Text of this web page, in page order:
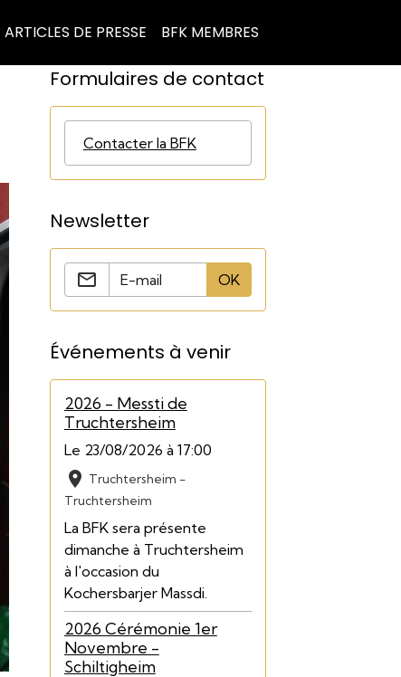
ARTICLES DE PRESSE BFK MEMBRES
Formulaires de contact
Contacter la BFK
Newsletter
OK
Événements à venir
2026 - Messti de
Truchtersheim
Le 23/08/2026 à 17:00
Truchtersheim -
Truchtersheim
La BFK sera présente
dimanche à Truchtersheim
à l'occasion du
Kochersbarjer Massdi.
2026 Cérémonie 1er
Novembre -
Schiltigheim